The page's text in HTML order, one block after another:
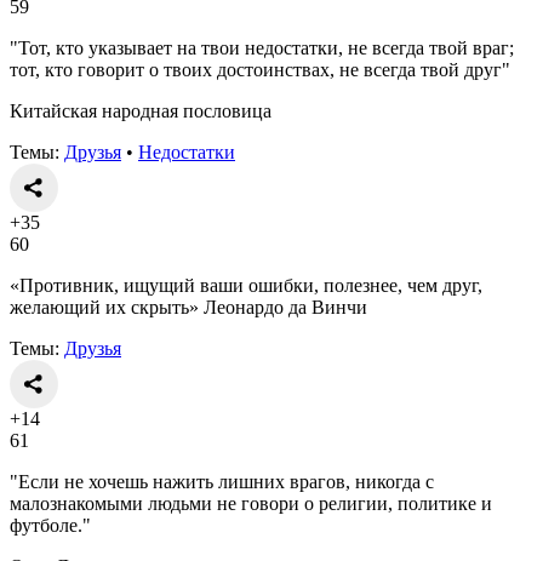
59
"Тот, кто указывает на твои недостатки, не всегда твой враг;
тот, кто говорит о твоих достоинствах, не всегда твой друг"
Китайская народная пословица
Темы: Друзья • Недостатки
+35
60
«Противник, ищущий ваши ошибки, полезнее, чем друг,
желающий их скрыть» Леонардо да Винчи
Темы: Друзья
+14
61
"Если не хочешь нажить лишних врагов, никогда с
малознакомыми людьми не говори о религии, политике и
футболе."